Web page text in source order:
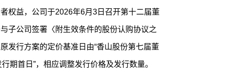
权益，公司于2026年6月3日召开第十二届董
子公司签署〈附生效条件的股份认购协议之
发行方案的定价基准日由“香山股份第七届董
期首日”，相应调整发行价格及发行数量。